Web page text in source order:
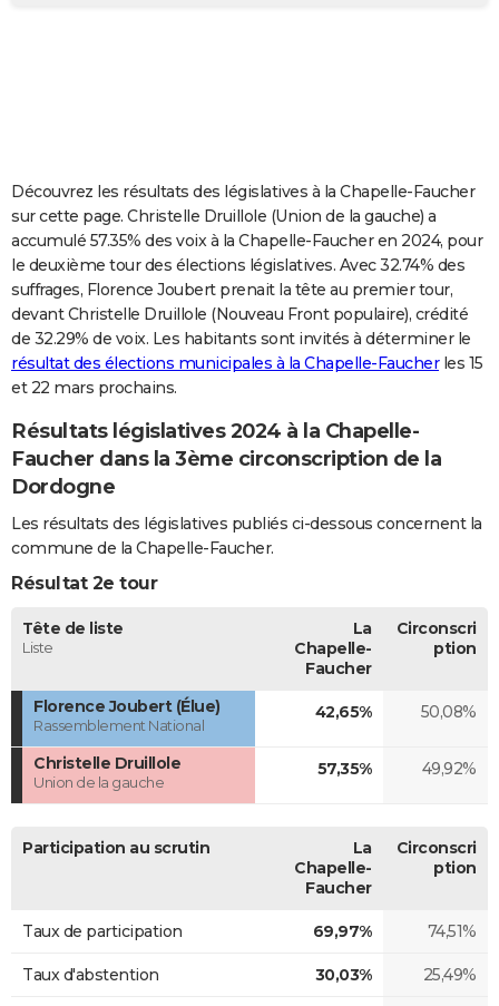
Carte de Noël
Carte Bonne année
Carte Saint-Valentin
Carte Pâques
Carte d'anniversaire
DICTIONNAIRE
Dictionnaire
Biographies
Citations
Expressions
Proverbes
COPAINS D'AVANT
S'inscrire
Se connecter
Lycées
Collèges
Primaires
Universités
Entreprises
Service militaire
Avis de recherche
AVIS DE DÉCÈS
FORUM
Bricolage
Lifestyle
Culture
Sport
Auto
Television
Voyage
Cinema
Découvrez les résultats des législatives à la Chapelle-Faucher
sur cette page. Christelle Druillole (Union de la gauche) a
accumulé 57.35% des voix à la Chapelle-Faucher en 2024, pour
le deuxième tour des élections législatives. Avec 32.74% des
suffrages, Florence Joubert prenait la tête au premier tour,
devant Christelle Druillole (Nouveau Front populaire), crédité
de 32.29% de voix. Les habitants sont invités à déterminer le
résultat des élections municipales à la Chapelle-Faucherles 15
et 22 mars prochains.
Résultats législatives 2024 à la Chapelle-
Faucher dans la 3ème circonscription de la
Dordogne
Les résultats des législatives publiés ci-dessous concernent la
commune de la Chapelle-Faucher.
Résultat 2e tour
Tête de liste
Liste
La
Chapelle-
Faucher
Circonscri
ption
Florence Joubert (Élue)
Rassemblement National
42,65% 50,08%
Christelle Druillole
Union de la gauche
57,35% 49,92%
Participation au scrutin
La
Chapelle-
Faucher
Circonscri
ption
Taux de participation 69,97% 74,51%
Taux d'abstention 30,03% 25,49%